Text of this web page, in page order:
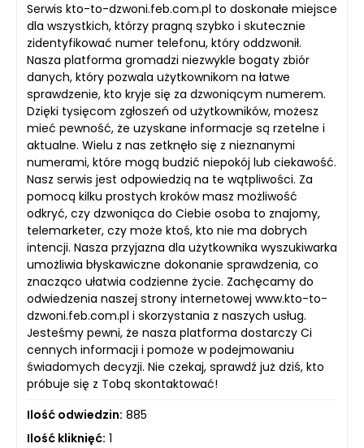
Serwis kto-to-dzwoni.feb.com.pl to doskonałe miejsce
dla wszystkich, którzy pragną szybko i skutecznie
zidentyfikować numer telefonu, który oddzwonił.
Nasza platforma gromadzi niezwykle bogaty zbiór
danych, który pozwala użytkownikom na łatwe
sprawdzenie, kto kryje się za dzwoniącym numerem.
Dzięki tysięcom zgłoszeń od użytkowników, możesz
mieć pewność, że uzyskane informacje są rzetelne i
aktualne. Wielu z nas zetknęło się z nieznanymi
numerami, które mogą budzić niepokój lub ciekawość.
Nasz serwis jest odpowiedzią na te wątpliwości. Za
pomocą kilku prostych kroków masz możliwość
odkryć, czy dzwoniąca do Ciebie osoba to znajomy,
telemarketer, czy może ktoś, kto nie ma dobrych
intencji. Nasza przyjazna dla użytkownika wyszukiwarka
umożliwia błyskawiczne dokonanie sprawdzenia, co
znacząco ułatwia codzienne życie. Zachęcamy do
odwiedzenia naszej strony internetowej www.kto-to-
dzwoni.feb.com.pl i skorzystania z naszych usług.
Jesteśmy pewni, że nasza platforma dostarczy Ci
cennych informacji i pomoże w podejmowaniu
świadomych decyzji. Nie czekaj, sprawdź już dziś, kto
próbuje się z Tobą skontaktować!
Ilość odwiedzin: 885
Ilość kliknięć: 1